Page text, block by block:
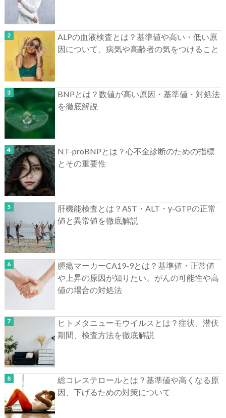
ALPの血液検査とは？基準値や高い・低い原
因について、病気や高齢者の気をつけること
BNPとは？数値が高い原因・基準値・対処法
を徹底解説
NT-proBNPとは？心不全診断のための指標
とその重要性
肝機能検査とは？AST・ALT・γ-GTPの正常
値と異常値を徹底解説
腫瘍マーカーCA19-9とは？基準値・正常値
や上昇の原因が知りたい、がんの可能性や高
値の場合の対処法
ヒトメタニューモウイルスとは？症状、潜伏
期間、検査方法を徹底解説
総コレステロールとは？基準値や高くなる原
因、下げるための対策について